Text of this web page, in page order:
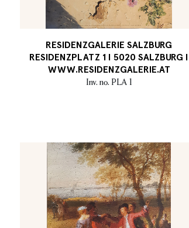
RESIDENZGALERIE SALZBURG
RESIDENZPLATZ 1 I 5020 SALZBURG I
WWW.RESIDENZGALERIE.AT
Inv. no. PLA 1